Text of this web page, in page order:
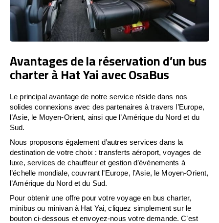
Avantages de la réservation d’un bus
charter à Hat Yai avec OsaBus
Le principal avantage de notre service réside dans nos
solides connexions avec des partenaires à travers l’Europe,
l’Asie, le Moyen-Orient, ainsi que l’Amérique du Nord et du
Sud.
Nous proposons également d’autres services dans la
destination de votre choix : transferts aéroport, voyages de
luxe, services de chauffeur et gestion d’événements à
l’échelle mondiale, couvrant l’Europe, l’Asie, le Moyen-Orient,
l’Amérique du Nord et du Sud.
Pour obtenir une offre pour votre voyage en bus charter,
minibus ou minivan à Hat Yai, cliquez simplement sur le
bouton ci-dessous et envoyez-nous votre demande. C’est